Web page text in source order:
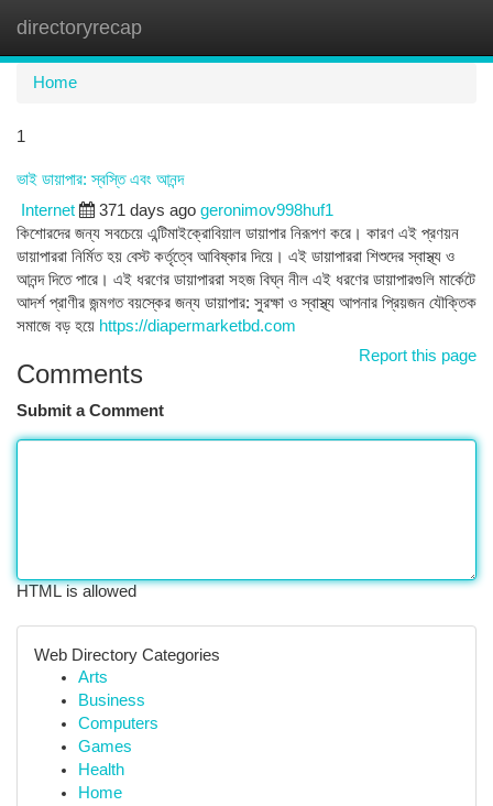
directoryrecap
Home
1
ভাই ডায়াপার: স্বস্তি এবং আনন্দ
Internet 371 days ago geronimov998huf1
কিশোরদের জন্য সবচেয়ে এন্টিমাইক্রোবিয়াল ডায়াপার নিরূপণ করে। কারণ এই প্রণয়ন
ডায়াপাররা নির্মিত হয় বেস্ট কর্তৃত্বে আবিষ্কার দিয়ে। এই ডায়াপাররা শিশুদের স্বাস্থ্য ও
আনন্দ দিতে পারে। এই ধরণের ডায়াপাররা সহজ বিঘ্ন নীল এই ধরণের ডায়াপারগুলি মার্কেটে
আদর্শ প্রাণীর জন্মগত বয়স্কের জন্য ডায়াপার: সুরক্ষা ও স্বাস্থ্য আপনার প্রিয়জন যৌক্তিক
সমাজে বড় হয়ে https://diapermarketbd.com
Report this page
Comments
Submit a Comment
HTML is allowed
Web Directory Categories
Arts
Business
Computers
Games
Health
Home